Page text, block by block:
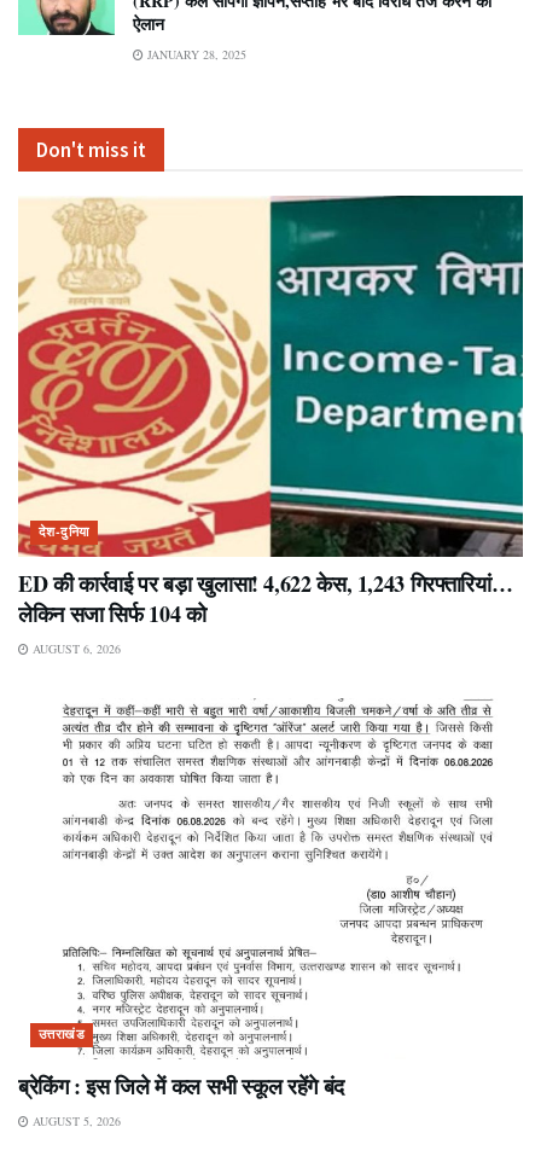
ऐलान
JANUARY 28, 2025
Don't miss it
देश-दुनिया
ED की कार्रवाई पर बड़ा खुलासा! 4,622 केस, 1,243 गिरफ्तारियां…
लेकिन सजा सिर्फ 104 को
AUGUST 6, 2026
उत्तराखंड
ब्रेकिंग : इस जिले में कल सभी स्कूल रहेंगे बंद
AUGUST 5, 2026